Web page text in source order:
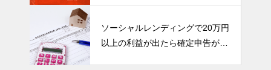
ソーシャルレンディングで20万円
以上の利益が出たら確定申告が必